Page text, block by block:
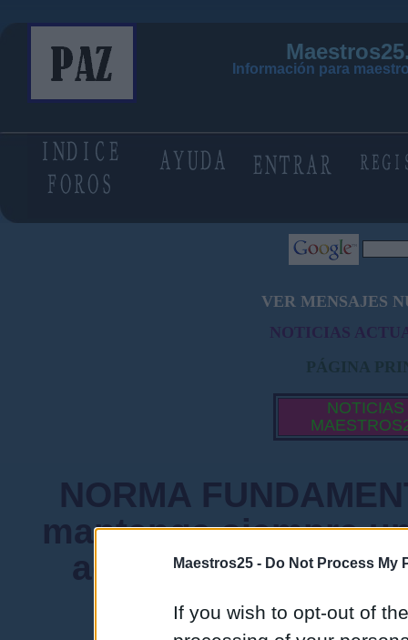
Maestros25 - Do Not Process My
If you wish to opt-out of
Información para
VER MENSAJES
NOTICIAS
PÁGINA
NOTICIAS
NORMA
mantenga siempre
admiten mensajes
instituciones